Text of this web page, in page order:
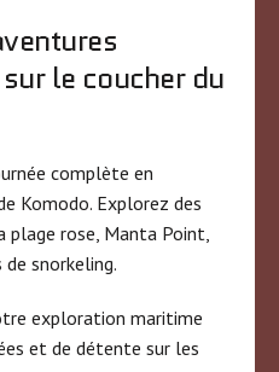
le coucher du
complète en
Komodo. Explorez des
rose, Manta Point,
snorkeling.
exploration maritime
et de détente sur les